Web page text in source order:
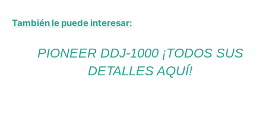
También le puede interesar:
PIONEER DDJ-1000 ¡TODOS SUS
DETALLES AQUÍ!